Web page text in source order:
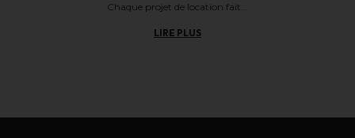
Chaque projet de location fait...
LIRE PLUS